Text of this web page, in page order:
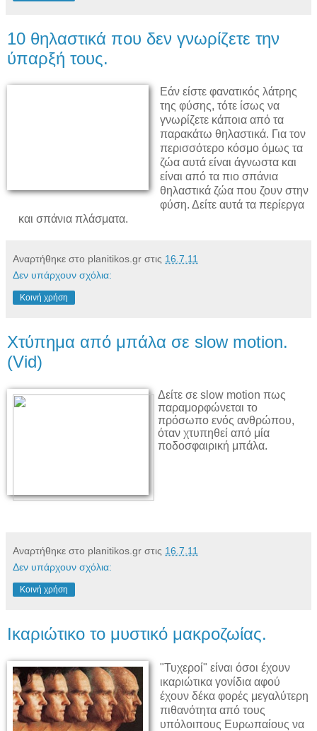
10 θηλαστικά που δεν γνωρίζετε την
ύπαρξή τους.
Εάν είστε φανατικός λάτρης
της φύσης, τότε ίσως να
γνωρίζετε κάποια από τα
παρακάτω θηλαστικά. Για τον
περισσότερο κόσμο όμως τα
ζώα αυτά είναι άγνωστα και
είναι από τα πιο σπάνια
θηλαστικά ζώα που ζουν στην
φύση. Δείτε αυτά τα περίεργα
και σπάνια πλάσματα.
Αναρτήθηκε στο planitikos.gr στις 16.7.11
Δεν υπάρχουν σχόλια:
Κοινή χρήση
Χτύπημα από μπάλα σε slow motion.
(Vid)
Δείτε σε slow motion πως
παραμορφώνεται το
πρόσωπο ενός ανθρώπου,
όταν χτυπηθεί από μία
ποδοσφαιρική μπάλα.
Αναρτήθηκε στο planitikos.gr στις 16.7.11
Δεν υπάρχουν σχόλια:
Κοινή χρήση
Ικαριώτικο το μυστικό μακροζωίας.
"Τυχεροί" είναι όσοι έχουν
ικαριώτικα γονίδια αφού
έχουν δέκα φορές μεγαλύτερη
πιθανότητα από τους
υπόλοιπους Ευρωπαίους να